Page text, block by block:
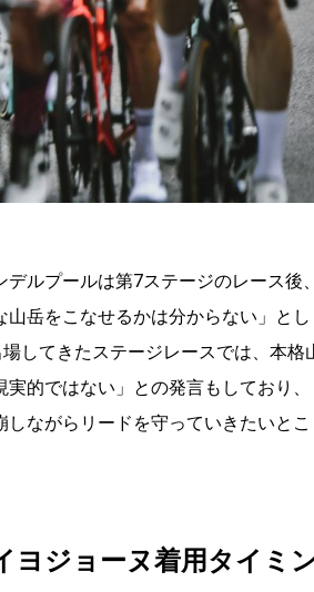
デルプールは第7ステージのレース後、
山岳をこなせるかは分からない」とし
してきたステージレースでは、本格
的ではない」との発言もしており、
ながらリードを守っていきたいとこ
ヨジョーヌ着用タイミ